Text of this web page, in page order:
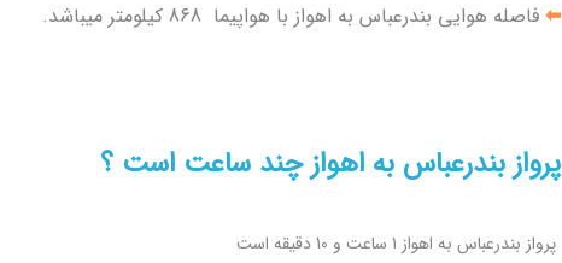
⬅ فاصله هوایی بندرعباس به اهواز با هواپیما 868 کیلومتر میباشد.
پرواز بندرعباس به اهواز چند ساعت است ؟
پرواز بندرعباس به اهواز 1 ساعت و 10 دقیقه است